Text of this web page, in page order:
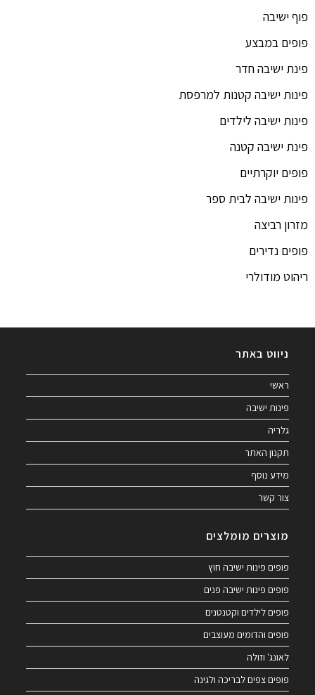
פוף ישיבה
פופים במבצע
פינת ישיבה חדר
פינות ישיבה קטנות למרפסת
פינות ישיבה לילדים
פינת ישיבה קטנה
פופים יוקרתיים
פינות ישיבה לבית ספר
מזרון רביצה
פופים נדירים
ריהוט מודולרי
ניווט באתר
ראשי
פינות ישיבה
גלריה
תקנון האתר
מידע נוסף
צור קשר
מוצרים מומלצים
פופים פינות ישיבה חוץ
פופים פינות ישיבה פנים
פופים לילדים וקטנטנים
פופים והדומים מעוצבים
לאונג' וזולה
פופים צפים לבריכה ולגינה